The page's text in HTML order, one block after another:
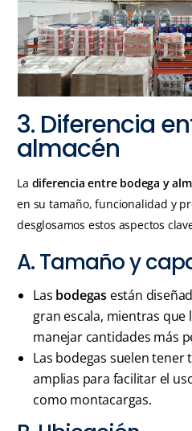
3. Diferencia
almacén
La diferencia entre bodega y
en su tamaño, funcionalidad y
desglosamos estos aspectos
A. Tamaño y
Las bodegas están
gran escala, mientras que
manejar cantidades más
Las bodegas suelen
amplias para facilitar el
como montacargas.